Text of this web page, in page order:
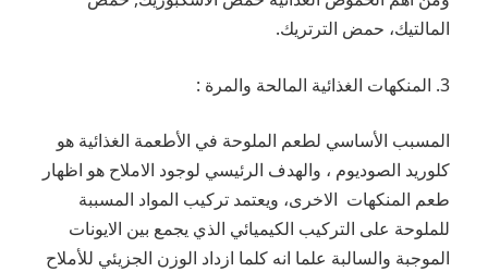
المالتيك، حمض الترتريك.
3. المنكهات الغذائية المالحة والمرة :
المسبب الأساسي لطعم الملوحة في الأطعمة الغذائية هو
كلوريد الصوديوم ، والهدف الرئيسي لوجود الاملاح هو اظهار
طعم المنكهات الاخرى، ويعتمد تركيب المواد المسببة
للملوحة على التركيب الكيميائي الذي يجمع بين الايونات
الموجبة والسالبة علما انه كلما ازداد الوزن الجزيئي للأملاح